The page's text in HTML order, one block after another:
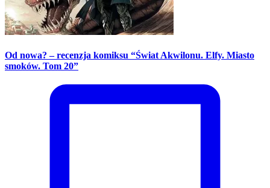
Od nowa? – recenzja komiksu “Świat Akwilonu. Elfy. Miasto
smoków. Tom 20”